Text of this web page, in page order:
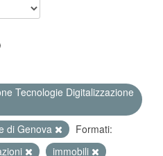
Tecnologie Digitalizzazione
di Genova
Formati:
immobili